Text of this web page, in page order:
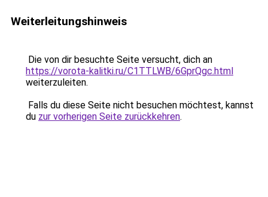
Weiterleitungshinweis
Die von dir besuchte Seite versucht, dich an
https://vorota-kalitki.ru/C1TTLWB/6GprQgc.html
weiterzuleiten.
Falls du diese Seite nicht besuchen möchtest, kannst
du zur vorherigen Seite zurückkehren.